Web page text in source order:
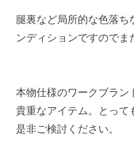
腿裏など局所的な色落ち
ンディションですのでま
本物仕様のワークブラン
貴重なアイテム。とって
是非ご検討ください。